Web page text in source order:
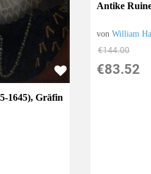
1645), Gräfin
Antike
vonWilliam
€144.00
€83.52